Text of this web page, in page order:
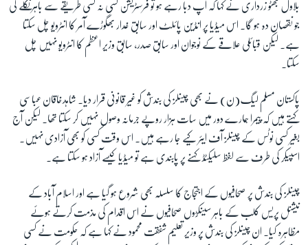
بلاول بھٹو زرداری نے کہا کہ آپ دبا رہے ہو تو فرسٹریشن کسی نہ کسی طریقے سے باہر نکلے گی
جو نقصان دہ ہو گا۔ اس میڈیا پر انڈین پائلٹ اور سابق غدار بھگوڑے آمر کا انٹرویو چل سکتا
ہے۔ لیکن قبائلی علاقے کے نوجوان اور سابق صدر، سابق وزیر اعظم کا انٹرویو نہیں چل
سکتا۔
پاکستان مسلم لیگ(ن) نے بھی چینلز کی بندش کو غیر قانونی قرار دیا۔ شاہدخاقان عباسی
کہتے ہیں کہ پیمرا ہمارے دور میں سات ہزار روپے جرمانہ وصول نہیں کر سکتا تھا۔ لیکن آج
بغیر کسی نوٹس کے چینلز آف ایئر کیے جا رہے ہیں۔ اس وقت کسی کو بھی آزادی نہیں۔
اسپیکر کی طرف سے لفظ سلیکٹڈ کہنے پر پابندی ہے تو میڈیا کیسے آزاد ہو سکتا ہے۔
چینلز کی بندش پر صحافیوں کے اجتجاج کا سلسلہ بھی شروع ہو گیا ہے اور اسلام آباد کے
نیشنل پریس کلب کے باہر سینکڑوں صحافیوں نے اس اقدام کی مذمت کرتے ہوئے
مظاہرہ کیا۔ ان چینلز کی بندش پر وزیر تعلیم شفقت محمود نے کہا ہے کہ حکومت نے کسی